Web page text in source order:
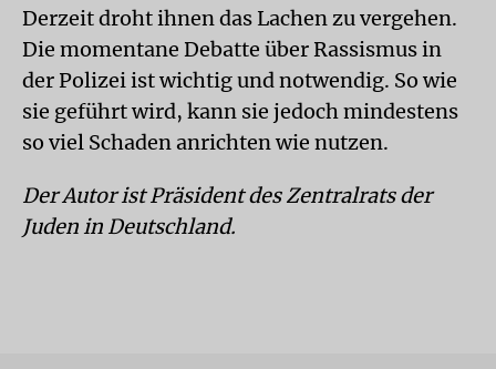
Derzeit droht ihnen das Lachen zu vergehen.
Die momentane Debatte über Rassismus in
der Polizei ist wichtig und notwendig. So wie
sie geführt wird, kann sie jedoch mindestens
so viel Schaden anrichten wie nutzen.
Der Autor ist Präsident des Zentralrats der
Juden in Deutschland.